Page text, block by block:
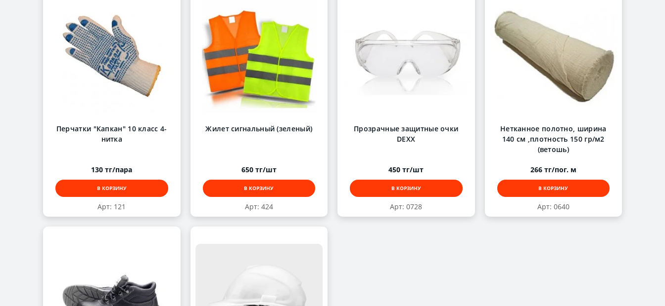
Арт: 121
Перчатки "Капкан" 10 класс 4-
нитка
130 тг/пара
В КОРЗИНУ
Арт: 424
Жилет сигнальный (зеленый)
650 тг/шт
В КОРЗИНУ
Арт: 0728
Прозрачные защитные очки
DEXX
450 тг/шт
В КОРЗИНУ
Арт: 0640
Нетканное полотно, ширина
140 см ,плотность 150 гр/м2
(ветошь)
266 тг/пог. м
В КОРЗИНУ